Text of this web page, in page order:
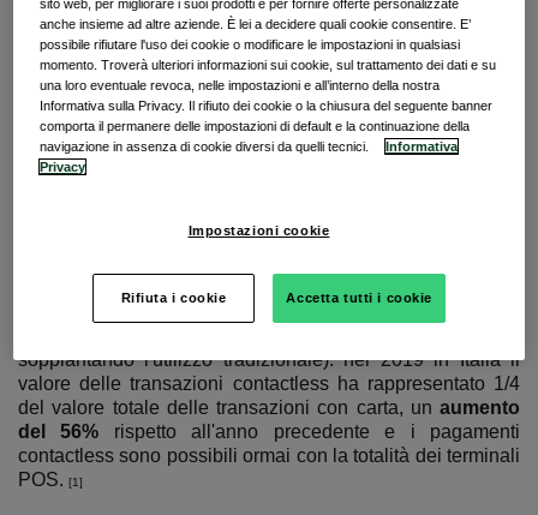
viaggi aziendali.
Il Covid-19 ha portato un'attenzione ancora maggiore su
queste tematiche e sulla gestione del rischio. Le Corporate
Card possono costituire uno strumento di grande supporto
in tal senso per i viaggiatori. Vediamo come:
soppiantando l'utilizzo tradizionale): nel 2019 in Italia il
valore delle transazioni contactless ha rappresentato 1/4
del valore totale delle transazioni con carta, un aumento
del 56% rispetto all'anno precedente e i pagamenti
contactless sono possibili ormai con la totalità dei terminali
POS. [1]
sito web, per migliorare i suoi prodotti e per fornire offerte personalizzate
anche insieme ad altre aziende. È lei a decidere quali cookie consentire. E’
possibile rifiutare l'uso dei cookie o modificare le impostazioni in qualsiasi
momento. Troverà ulteriori informazioni sui cookie, sul trattamento dei dati e su
una loro eventuale revoca, nelle impostazioni e all’interno della nostra
Informativa sulla Privacy. Il rifiuto dei cookie o la chiusura del seguente banner
comporta il permanere delle impostazioni di default e la continuazione della
navigazione in assenza di cookie diversi da quelli tecnici.
Informativa
Privacy
Impostazioni cookie
Rifiuta i cookie Accetta tutti i cookie